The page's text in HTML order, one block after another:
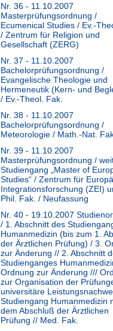
Nr. 36 - 11.10.2007
Masterprüfungsordnung /
Ecumenical Studies / Ev.-
/ Zentrum für Religion und
Gesellschaft (ZERG)
Nr. 37 - 11.10.2007
Bachelorprüfungsordnung /
Evangelische Theologie und
Hermeneutik (Kern- und
/ Ev.-Theol. Fak.
Nr. 38 - 11.10.2007
Bachelorprüfungsordnung /
Meteorologie / Math.-Nat.
Nr. 39 - 11.10.2007
Masterprüfungsordnung /
Studiengang „Master of
Studies“ / Zentrum für
Integrationsforschung (ZEI)
Phil. Fak. / Neufassung
Nr. 40 - 19.10.2007
/ 1. Abschnitt des
Humanmedizin (bis zum 1.
der Ärztlichen Prüfung) / 3.
zur Änderung // 2. Abschnitt
Studienganges
Ordnung zur Änderung ///
zur Organisation der
universitäre
Studiengang Humanmedizin
dem Abschluß der Ärztlichen
Prüfung // Med. Fak.